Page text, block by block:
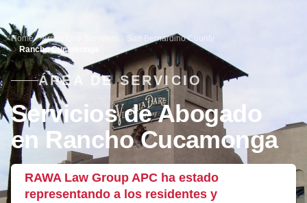
Home Áreas Que Servimos
San Bernardino County
Rancho Cucamonga
ÁREA DE SERVICIO
Servicios de Abogado
en Rancho Cucamonga
RAWA Law Group APC ha estado
representando a los residentes y